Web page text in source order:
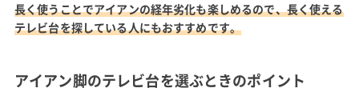
長く使うことでアイアンの経年劣化も楽しめるので、長く使える
テレビ台を探している人にもおすすめです。
アイアン脚のテレビ台を選ぶときのポイント